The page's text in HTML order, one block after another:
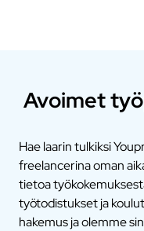
Avoimet
Hae laarin tulkiksi
freelancerina oman
tietoa
työtodistukset ja
hakemus ja olemme